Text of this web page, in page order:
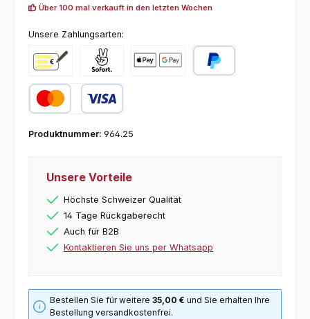
Über 100 mal verkauft in den letzten Wochen
Unsere Zahlungsarten:
Vorkasse Pay with Klarna
Produktnummer: 964.25
Unsere Vorteile
Höchste Schweizer Qualität
14 Tage Rückgaberecht
Auch für B2B
Kontaktieren Sie uns per Whatsapp
Bestellen Sie für weitere35,00 € und Sie erhalten Ihre
Bestellung versandkostenfrei.